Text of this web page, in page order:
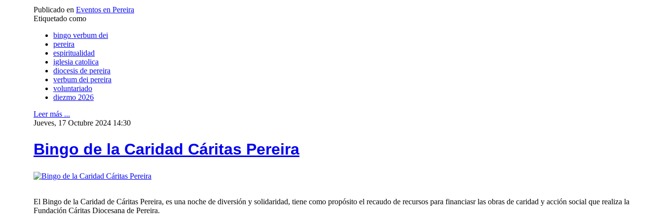
Publicado en Eventos en Pereira
Etiquetado como
bingo verbum dei
pereira
espiritualidad
iglesia catolica
diocesis de pereira
verbum dei pereira
voluntariado
diezmo 2026
Leer más ...
Jueves, 17 Octubre 2024 14:30
Bingo de la Caridad Cáritas Pereira
El Bingo de la Caridad de Cáritas Pereira, es una noche de diversión y solidaridad, tiene como propósito el recaudo de recursos para financiasr las obras de caridad y acción social que realiza la
Fundación Cáritas Diocesana de Pereira.